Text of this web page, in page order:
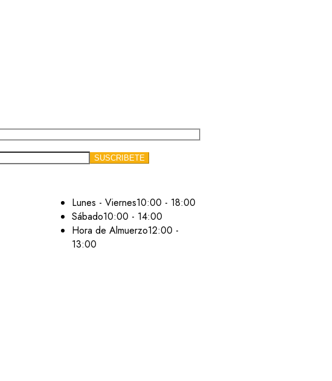
Lunes - Viernes10:00 - 18:00
Sábado10:00 - 14:00
Hora de Almuerzo12:00 -
13:00